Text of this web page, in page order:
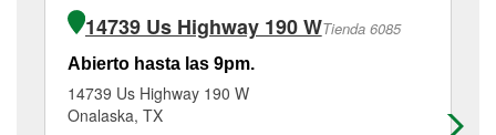
14739 Us Highway 190 WTienda 6085
Abierto hasta las 9pm.
14739 Us Highway 190 W
Onalaska, TX